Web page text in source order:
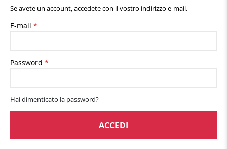
Se avete un account, accedete con il vostro indirizzo e-mail.
E-mail
Password
Hai dimenticato la password?
ACCEDI